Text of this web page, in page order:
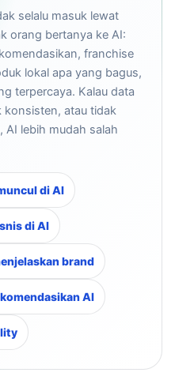
selalu masuk lewat
orang bertanya ke AI:
franchise
lokal apa yang bagus,
terpercaya. Kalau data
konsisten, atau tidak
AI lebih mudah salah
di AI
di AI
brand
AI